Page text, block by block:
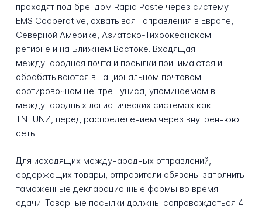
проходят под брендом Rapid Poste через систему
EMS Cooperative, охватывая направления в Европе,
Северной Америке, Азиатско-Тихоокеанском
регионе и на Ближнем Востоке. Входящая
международная почта и посылки принимаются и
обрабатываются в национальном почтовом
сортировочном центре Туниса, упоминаемом в
международных логистических системах как
TNTUNZ, перед распределением через внутреннюю
сеть.
Для исходящих международных отправлений,
содержащих товары, отправители обязаны заполнить
таможенные декларационные формы во время
сдачи. Товарные посылки должны сопровождаться 4